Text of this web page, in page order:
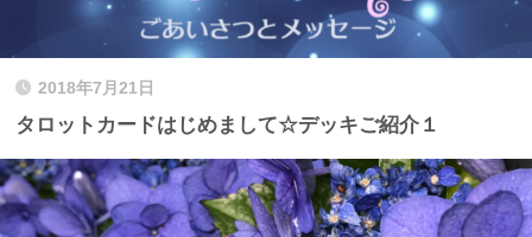
2018年7月21日
タロットカードはじめまして☆デッキご紹介１